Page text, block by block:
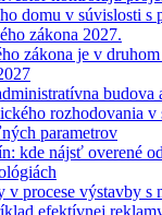
zákona je v
kde nájsť overené